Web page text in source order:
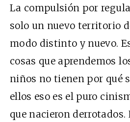
La compulsión por
solo un nuevo territorio
modo distinto y nuevo.
cosas que aprendemos
niños no tienen por qué
ellos eso es el puro
que nacieron derrotados.